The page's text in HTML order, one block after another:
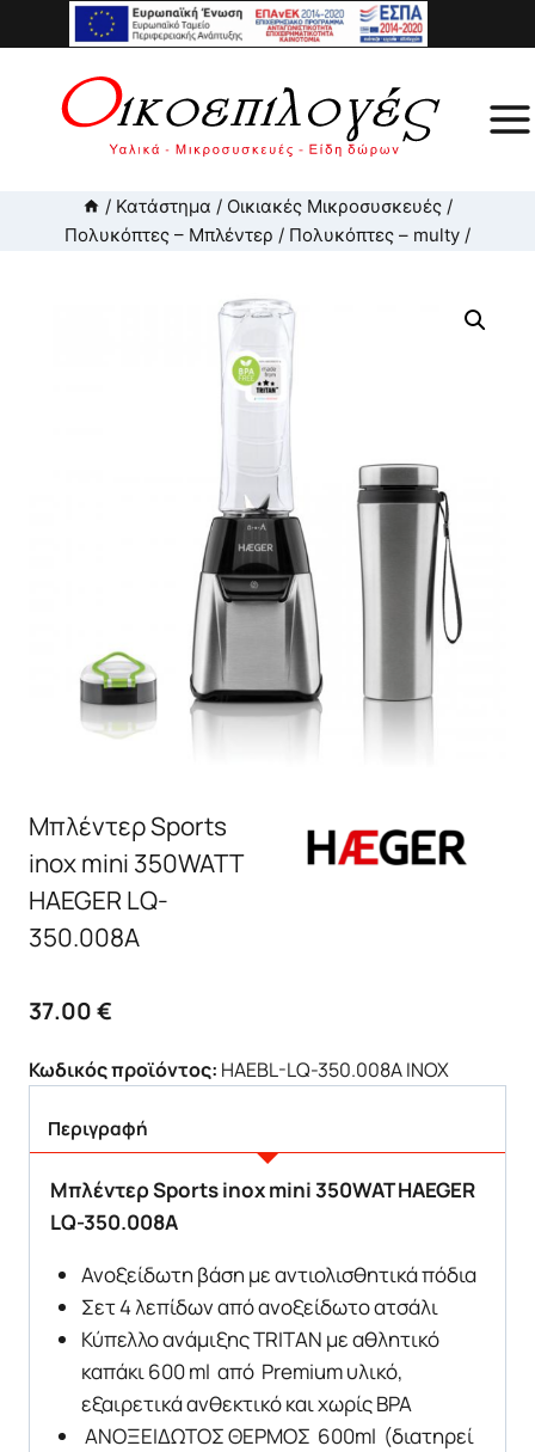
to
content
/ Κατάστημα / Οικιακές Μικροσυσκευές /
Πολυκόπτες – Μπλέντερ / Πολυκόπτες – multy /
Μπλέντερ Sports
inox mini 350WATT
HAEGER LQ-
350.008A
37.00€
Κωδικός προϊόντος: HAEBL-LQ-350.008A INOX
Περιγραφή
Μπλέντερ Sports inox mini 350WAT HAEGER
LQ-350.008A
Ανοξείδωτη βάση με αντιολισθητικά πόδια
Σετ 4 λεπίδων από ανοξείδωτο ατσάλι
Κύπελλο ανάμιξης TRITAN με αθλητικό
καπάκι 600 ml από Premium υλικό,
εξαιρετικά ανθεκτικό και χωρίς BPA
ΑΝΟΞΕΙΔΩΤΟΣ ΘΕΡΜΟΣ 600ml (διατηρεί